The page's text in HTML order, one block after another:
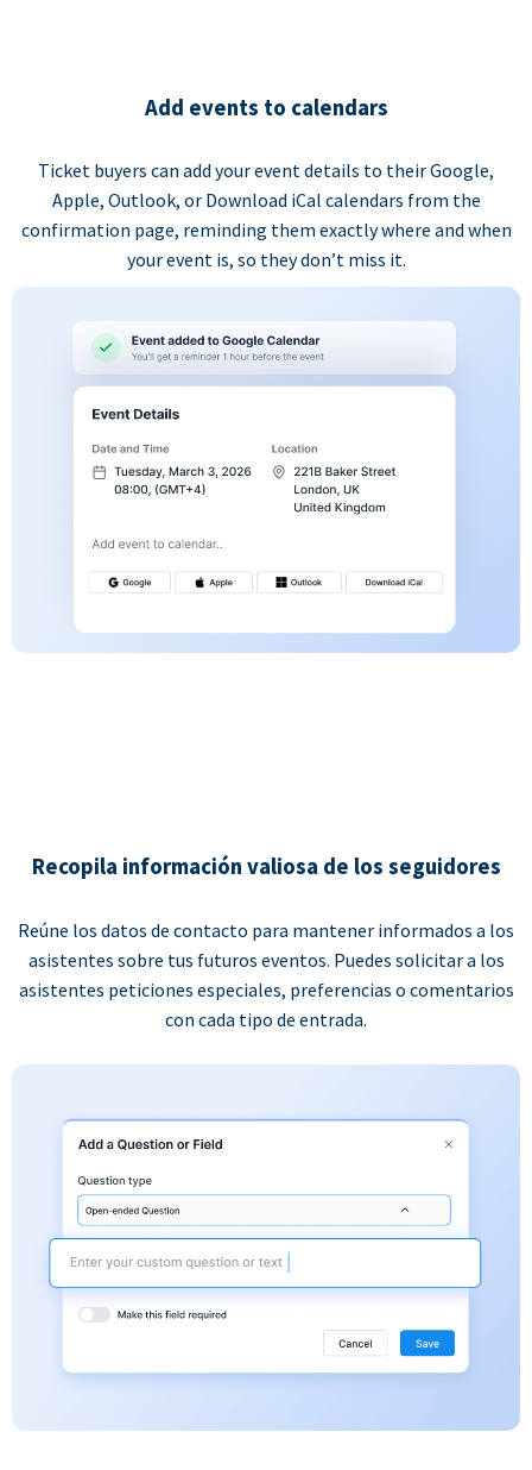
Add events to calendars
Ticket buyers can add your event details to their Google,
Apple, Outlook, or Download iCal calendars from the
confirmation page, reminding them exactly where and when
your event is, so they don’t miss it.
Recopila información valiosa de los seguidores
Reúne los datos de contacto para mantener informados a los
asistentes sobre tus futuros eventos. Puedes solicitar a los
asistentes peticiones especiales, preferencias o comentarios
con cada tipo de entrada.